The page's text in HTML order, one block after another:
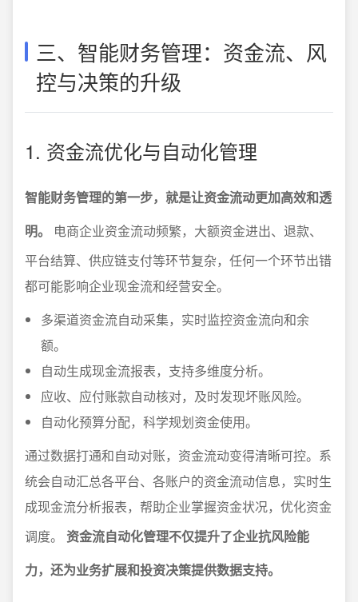
三、智能财务管理：资金流、风
控与决策的升级
1. 资金流优化与自动化管理
智能财务管理的第一步，就是让资金流动更加高效和透
明。
电商企业资金流动频繁，大额资金进出、退款、
平台结算、供应链支付等环节复杂，任何一个环节出错
都可能影响企业现金流和经营安全。
多渠道资金流自动采集，实时监控资金流向和余
额。
自动生成现金流报表，支持多维度分析。
应收、应付账款自动核对，及时发现坏账风险。
自动化预算分配，科学规划资金使用。
通过数据打通和自动对账，资金流动变得清晰可控。系
统会自动汇总各平台、各账户的资金流动信息，实时生
成现金流分析报表，帮助企业掌握资金状况，优化资金
调度。 资金流自动化管理不仅提升了企业抗风险能
力，还为业务扩展和投资决策提供数据支持。